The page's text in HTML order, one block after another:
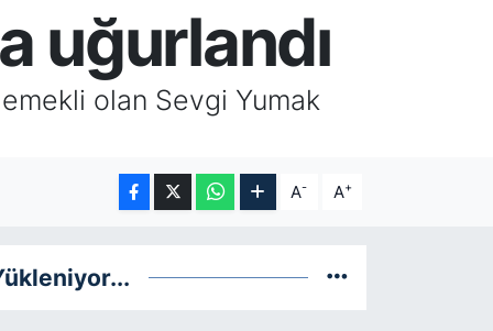
uğurlandı
olan Sevgi Yumak
A- A+